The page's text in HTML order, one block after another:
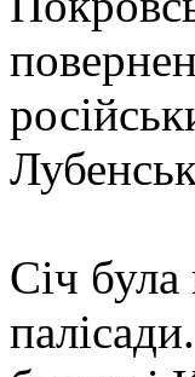
Січ